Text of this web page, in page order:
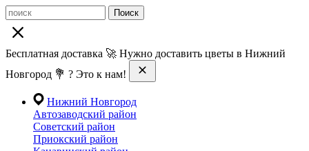
Поиск
Бесплатная доставка 🚀 Нужно доставить цветы в Нижний
Новгород 💐 ? Это к нам!
Нижний Новгород
Автозаводский район
Советский район
Приокский район